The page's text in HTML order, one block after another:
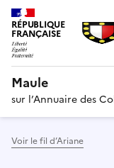
RÉPUBLIQUE
FRANÇAISE
Maule
sur l’Annuaire des
Voir le fil d’Ariane